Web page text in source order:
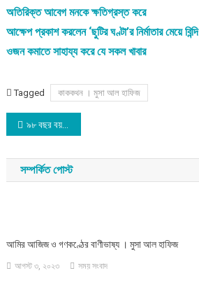
অতিরিক্ত আবেগ মনকে ক্ষতিগ্রস্ত করে
আক্ষেপ প্রকাশ করলেন ‘ছুটির ঘণ্টা’র নির্মাতার মেয়ে বিন্দি
ওজন কমাতে সাহায্য করে যে সকল খাবার
Tagged কাককথন । মুসা আল হাফিজ
Post
navigation
৯৮ বছর বয়সে স্নাতকোত্তর
সম্পর্কিত পোস্ট
আমির আজিজ ও গণকণ্ঠের বাণীভাষ্য । মুসা আল হাফিজ
আগস্ট ৩, ২০২৩ সময় সংবাদ